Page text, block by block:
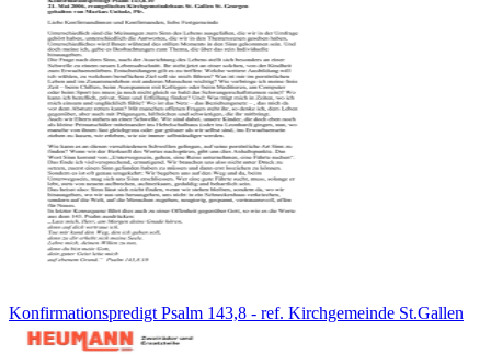
Konfirmationspredigt Psalm 143,8 - ref. Kirchgemeinde St.Gallen